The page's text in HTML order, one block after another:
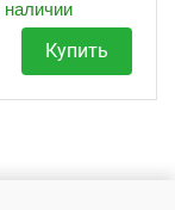
наличии
Купить